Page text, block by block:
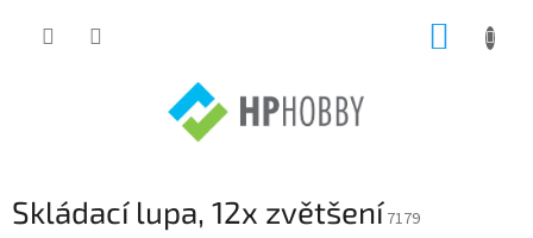
Skládací lupa, 12x zvětšení 7179